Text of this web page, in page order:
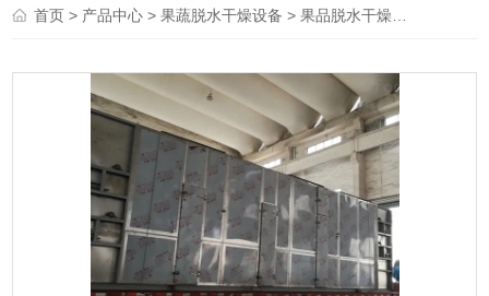
首页> 产品中心 >果蔬脱水干燥设备 >果品脱水干燥机